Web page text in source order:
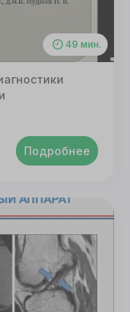
49 мин.
Подробнее